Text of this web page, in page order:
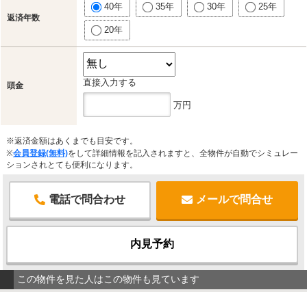
返済年数
40年 35年 30年 25年
20年
頭金 直接入力する
万円
※返済金額はあくまでも目安です。
※会員登録(無料)をして詳細情報を記入されますと、全物件が自動でシミュレー
ションされとても便利になります。
電話で問合わせ メールで問合せ
内見予約
この物件を見た人はこの物件も見ています